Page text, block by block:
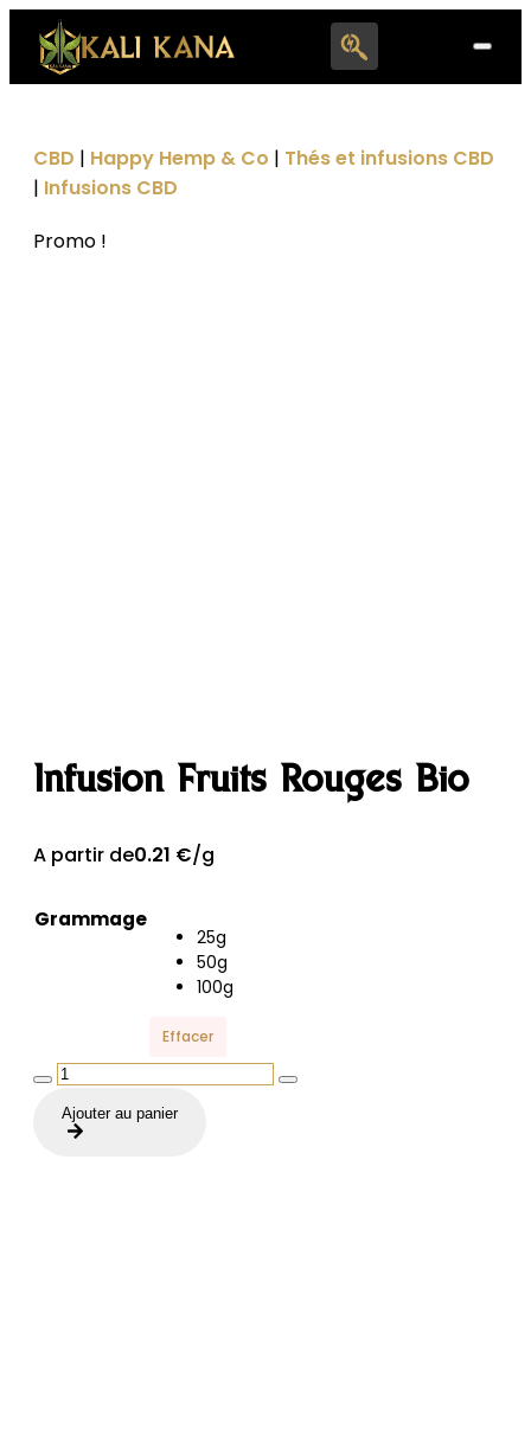
Search
CBD | Happy Hemp & Co | Thés et infusions CBD
| Infusions CBD
Promo !
Infusion Fruits Rouges Bio
A partir de0.21 €/g
Grammage
25g
50g
100g
Effacer
quantité
Infusion
Ajouter au panier